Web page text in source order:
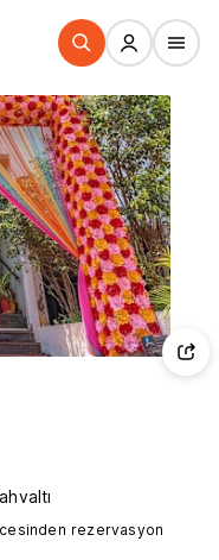
rezervasyon